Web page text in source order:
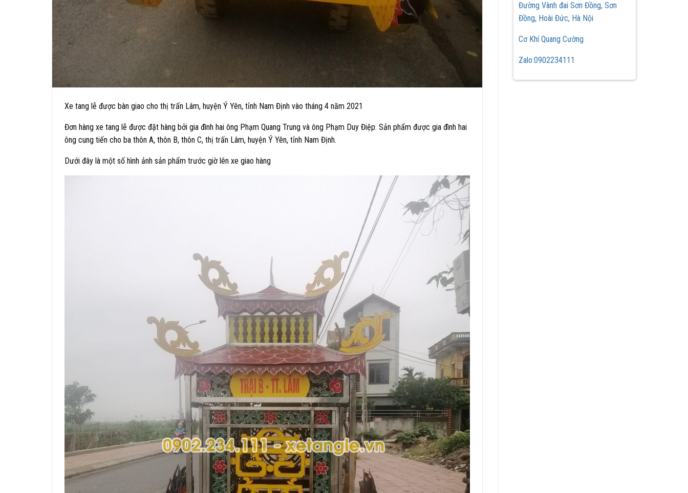
Xe tang lễ được bàn giao cho thị trấn Lâm, huyện Ý Yên, tỉnh Nam Định vào tháng 4 năm 2021
Đơn hàng xe tang lễ được đặt hàng bởi gia đình hai ông Phạm Quang Trung và ông Phạm Duy Điệp. Sản phẩm được gia đình hai
ông cung tiến cho ba thôn A, thôn B, thôn C, thị trấn Lâm, huyện Ý Yên, tỉnh Nam Định.
Dưới đây là một số hình ảnh sản phẩm trước giờ lên xe giao hàng
Đường Vành đai Sơn Đồng, Sơn
Đồng, Hoài Đức, Hà Nội
Cơ Khí Quang Cường
Zalo:0902234111